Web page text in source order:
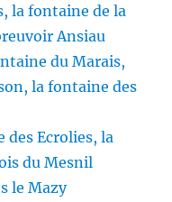
la fontaine de la
Ansiau
du Marais,
la fontaine des
Ecrolies, la
du Mesnil
le Mazy